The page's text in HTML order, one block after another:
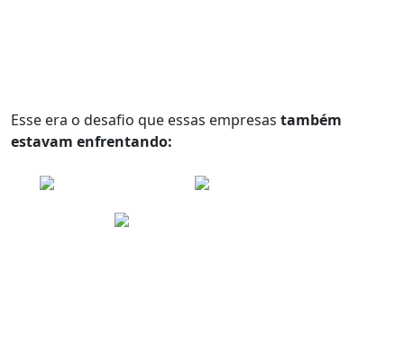
Esse era o desafio que essas empresas também
estavam enfrentando: